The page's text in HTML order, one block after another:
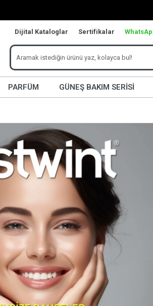
Dijital Kataloglar Sertifikalar
PARFÜM GÜNEŞ BAKIM SERİSİ